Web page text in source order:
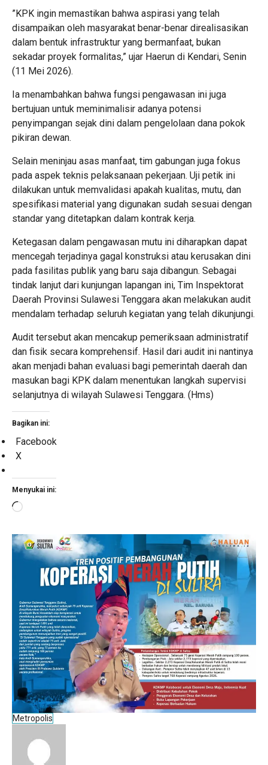
​”KPK ingin memastikan bahwa aspirasi yang telah
disampaikan oleh masyarakat benar-benar direalisasikan
dalam bentuk infrastruktur yang bermanfaat, bukan
sekadar proyek formalitas,” ujar Haerun di Kendari, Senin
(11 Mei 2026).
Ia menambahkan bahwa fungsi pengawasan ini juga
bertujuan untuk meminimalisir adanya potensi
penyimpangan sejak dini dalam pengelolaan dana pokok
pikiran dewan.
​Selain meninjau asas manfaat, tim gabungan juga fokus
pada aspek teknis pelaksanaan pekerjaan. Uji petik ini
dilakukan untuk memvalidasi apakah kualitas, mutu, dan
spesifikasi material yang digunakan sudah sesuai dengan
standar yang ditetapkan dalam kontrak kerja.
Ketegasan dalam pengawasan mutu ini diharapkan dapat
mencegah terjadinya gagal konstruksi atau kerusakan dini
pada fasilitas publik yang baru saja dibangun. ​Sebagai
tindak lanjut dari kunjungan lapangan ini, Tim Inspektorat
Daerah Provinsi Sulawesi Tenggara akan melakukan audit
mendalam terhadap seluruh kegiatan yang telah dikunjungi.
Audit tersebut akan mencakup pemeriksaan administratif
dan fisik secara komprehensif. Hasil dari audit ini nantinya
akan menjadi bahan evaluasi bagi pemerintah daerah dan
masukan bagi KPK dalam menentukan langkah supervisi
selanjutnya di wilayah Sulawesi Tenggara. (Hms)
Bagikan ini:
Facebook
X
Menyukai ini:
Memuat...
Metropolis